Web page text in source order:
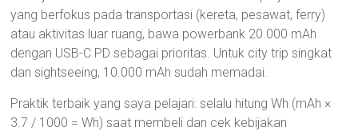
yang berfokus pada transportasi (kereta, pesawat, ferry)
atau aktivitas luar ruang, bawa powerbank 20.000 mAh
dengan USB-C PD sebagai prioritas. Untuk city trip singkat
dan sightseeing, 10.000 mAh sudah memadai.
Praktik terbaik yang saya pelajari: selalu hitung Wh (mAh ×
3.7 / 1000 = Wh) saat membeli dan cek kebijakan